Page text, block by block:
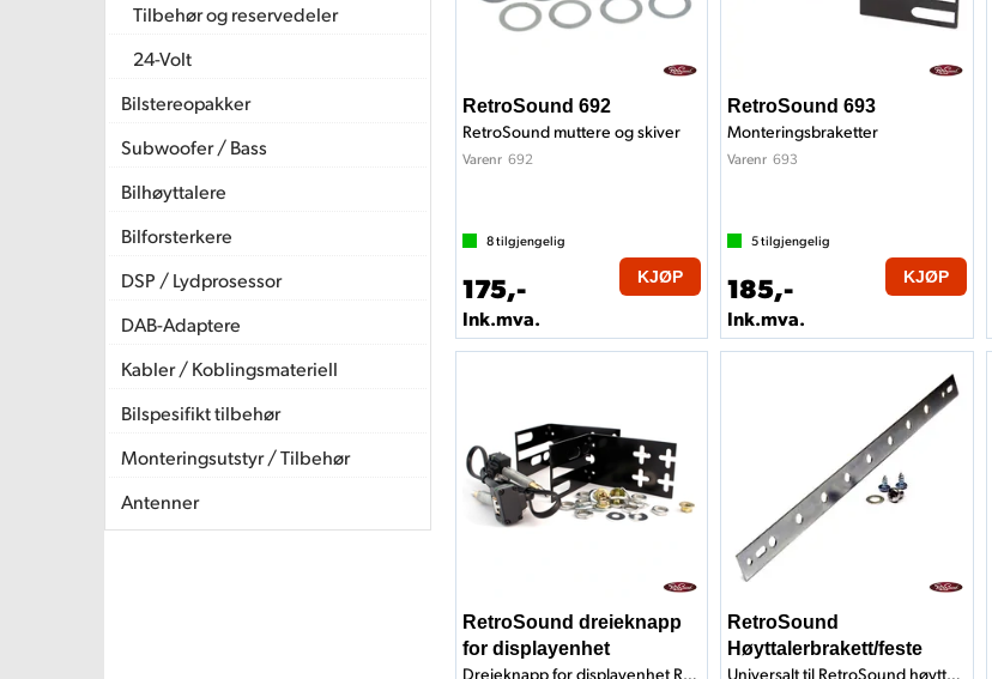
Tilbehør og reservedeler
24-Volt
Bilstereopakker
Subwoofer / Bass
Bilhøyttalere
Bilforsterkere
DSP / Lydprosessor
DAB-Adaptere
Kabler / Koblingsmateriell
Bilspesifikt tilbehør
Monteringsutstyr / Tilbehør
Antenner
RetroSound 692
RetroSound muttere og skiver
Varenr 692
8tilgjengelig
175,-
Ink.mva.
KJØP
RetroSound 693
Monteringsbraketter
Varenr 693
5tilgjengelig
185,-
Ink.mva.
KJØP
RetroSound dreieknapp
for displayenhet
Dreieknapp for displayenhet Redondo
RetroSound
Høyttalerbrakett/feste
Universalt til RetroSound høyttalere